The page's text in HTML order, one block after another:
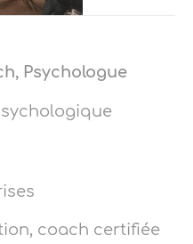
Psychologue
coach certifiée